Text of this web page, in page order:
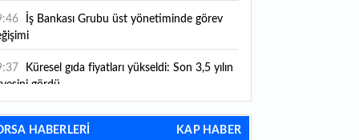
gördü
Borsada geçen hafta yeni iş ilişkisi duyuran
var
HABERLERİ KAP HABER